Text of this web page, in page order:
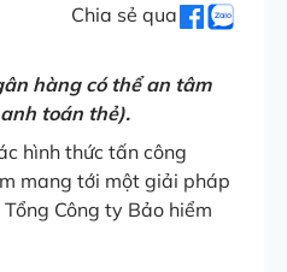
Chia sẻ qua
hàng có thể an tâm
toán thẻ).
hình thức tấn công
mang tới một giải pháp
Công ty Bảo hiểm